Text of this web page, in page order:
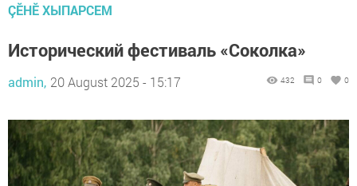
ÇӖНӖ ХЫПАРСЕМ
Исторический фестиваль «Соколка»
admin, 20 August 2025 - 15:17 432 0 0